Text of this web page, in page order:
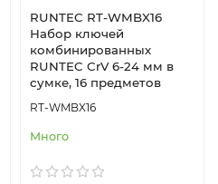
RUNTEC RT-WMBX16
Набор ключей
комбинированных
RUNTEC CrV 6-24 мм в
сумке, 16 предметов
RT-WMBX16
Много